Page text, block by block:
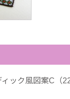
ック風図案C（